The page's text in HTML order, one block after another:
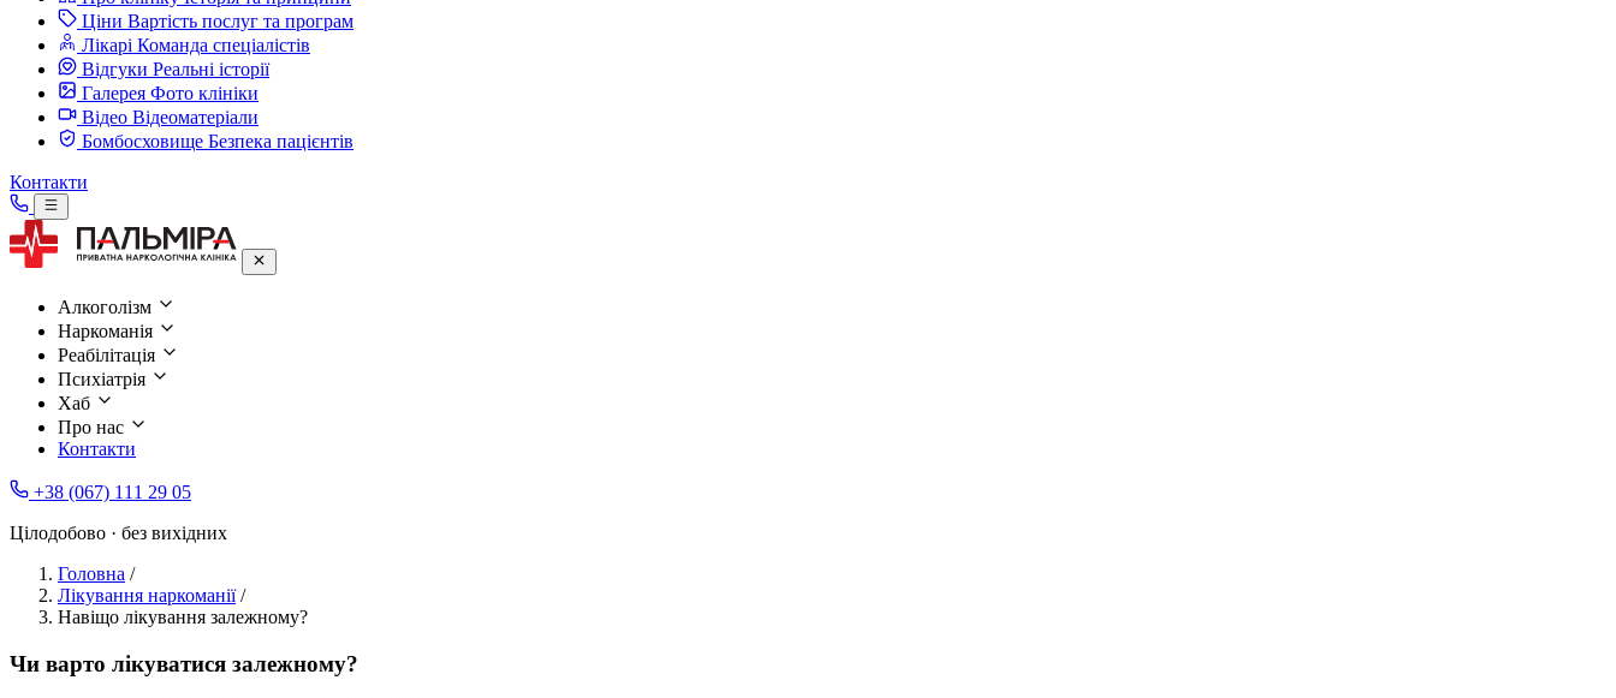
Ціни Вартість послуг та програм
Лікарі Команда спеціалістів
Відгуки Реальні історії
Галерея Фото клініки
Відео Відеоматеріали
Бомбосховище Безпека пацієнтів
Контакти
Алкоголізм
Наркоманія
Реабілітація
Психіатрія
Хаб
Про нас
Контакти
+38 (067) 111 29 05
Цілодобово · без вихідних
Головна /
Лікування наркоманії /
Навіщо лікування залежному?
Чи варто лікуватися залежному?